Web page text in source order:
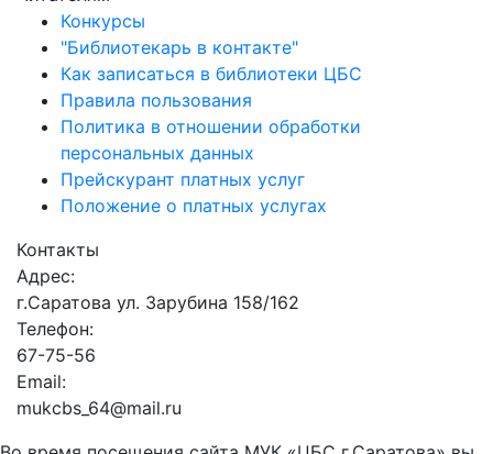
Конкурсы
"Библиотекарь в контакте"
Как записаться в библиотеки ЦБС
Правила пользования
Политика в отношении обработки
персональных данных
Прейскурант платных услуг
Положение о платных услугах
Контакты
Адрес:
г.Саратова ул. Зарубина 158/162
Телефон:
67-75-56
Email:
mukcbs_64@mail.ru